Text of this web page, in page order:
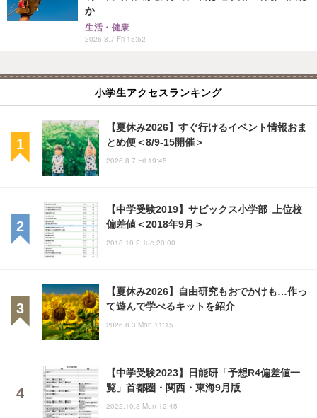
か
生活・健康
2026.8.7 Fri 15:52
小学生アクセスランキング
【夏休み2026】すぐ行けるイベント情報おま
とめ便＜8/9-15開催＞
2026.8.7 Fri 19:45
【中学受験2019】サピックス小学部 上位校
偏差値＜2018年9月＞
2018.10.2 Tue 20:00
【夏休み2026】自由研究もおでかけも…作っ
て遊んで学べるキットを紹介
2026.8.3 Mon 11:15
【中学受験2023】日能研「予想R4偏差値一
覧」首都圏・関西・東海9月版
2022.10.3 Mon 12:45